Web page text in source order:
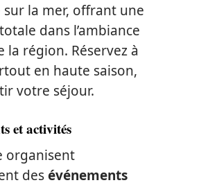
la mer, offrant une
dans l’ambiance
la région. Réservez à
en haute saison,
votre séjour.
et activités
organisent
desévénements